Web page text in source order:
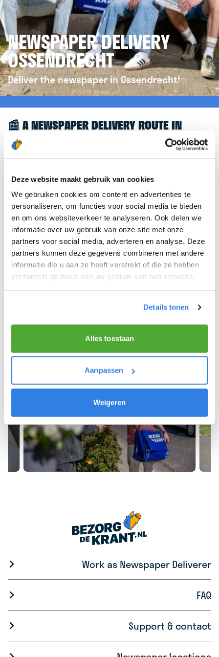
Deze website maakt gebruik van cookies
We gebruiken cookies om content en advertenties te
personaliseren, om functies voor social media te bieden
en om ons websiteverkeer te analyseren. Ook delen we
informatie over uw gebruik van onze site met onze
partners voor social media, adverteren en analyse. Deze
partners kunnen deze gegevens combineren met andere
informatie die u aan ze heeft verstrekt of die ze hebben
verzameld op basis van uw gebruik van hun services.
Details tonen
Alles toestaan
Aanpassen
Weigeren
NEWSPAPER DELIVERY
OSSENDRECHT
Deliver the newspaper in Ossendrecht!
📰 A NEWSPAPER DELIVERY ROUTE IN
OSSENDRECHT
Great to see you're interested in a newspaper
further, we’d like to refer you to the
krantenbezorgen.nl website. There, you can easily
sign up to deliver newspapers in Ossendrecht.
We hope you can get started soon and wish you
the best of luck! 🚴‍♂️💨
Work as Newspaper Deliverer
FAQ
Support & contact